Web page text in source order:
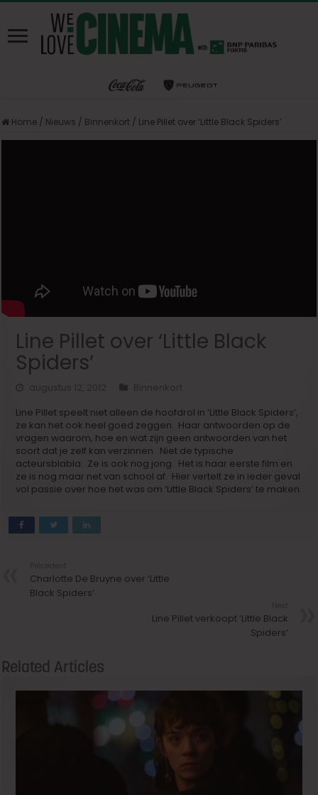
Home / Nieuws / Binnenkort / Line Pillet over ‘Little Black Spiders’
Line Pillet over ‘Little Black
Spiders’
augustus 12, 2012
Binnenkort
Line Pillet speelt niet alleen de hoofdrol in ‘Little Black Spiders’,
ze kan het ook heel goed zeggen. Haar antwoorden op de
vragen waarom, hoe en wat zijn geen antwoorden van het
soort dat je zelf kan verzinnen. Niet de typische
acteursblabla. Ze is ook nog jong. Het is haar eerste film en
ze is nog maar net van school af. Hier vertelt ze in ieder geval
vol passie over hoe het was om ‘Little Black Spiders’ te maken.
Charlotte De Bruyne over ‘Little
Black Spiders’
Line Pillet verkoopt ‘Little Black
Spiders’
Related Articles